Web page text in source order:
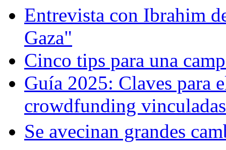
Entrevista con Ibrahim
Gaza"
Cinco tips para una
Guía 2025: Claves para
crowdfunding
Se avecinan grandes